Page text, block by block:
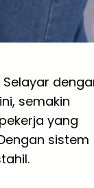
semakin
yang
sistem